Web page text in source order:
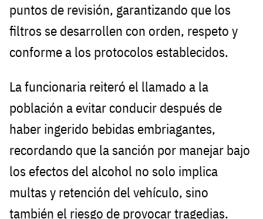
puntos de revisión, garantizando que los
filtros se desarrollen con orden, respeto y
conforme a los protocolos establecidos.
La funcionaria reiteró el llamado a la
población a evitar conducir después de
haber ingerido bebidas embriagantes,
recordando que la sanción por manejar bajo
los efectos del alcohol no solo implica
multas y retención del vehículo, sino
también el riesgo de provocar tragedias.